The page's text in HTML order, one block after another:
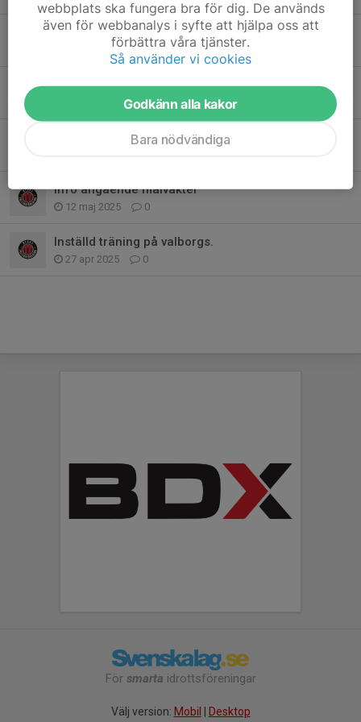
Samåkning till Lycksele
25 maj 2025 4
Fikalista + matchvärd
0
Finalista + matchvärd.
Info angående målvakter
12 maj 2025 0
Inställd träning på valborgs.
27 apr 2025 0
För smarta idrottsföreningar
Välj version: Mobil | Desktop
webbplats ska fungera bra för dig. De används
även för webbanalys i syfte att hjälpa oss att
förbättra våra tjänster.
Så använder vi cookies
Godkänn alla kakor
Bara nödvändiga